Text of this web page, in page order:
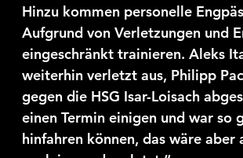
Hinzu kommen personelle
Aufgrund von Verletzungen und
eingeschränkt trainieren. Aleks
weiterhin verletzt aus, Philipp
gegen die HSG Isar-Loisach
einen Termin einigen und war
hinfahren können, das wäre